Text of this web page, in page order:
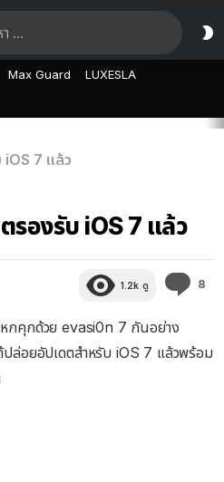
Max Guard LUXESLA
iOS 7 แล้ว
รองรับ iOS 7 แล้ว
1.2k ดู 8
กคุกด้วย evasi0n 7 กันอย่าง
ล่อยอัปเดตสำหรับ iOS 7 แล้วพร้อม